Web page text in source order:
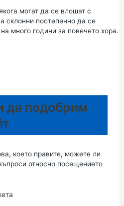
могат да се влошат с
склонни постепенно да се
много години за повечето хора.
да подобрим
което правите, можете ли
относно посещението